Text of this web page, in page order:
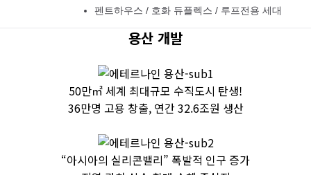
펜트하우스 / 호화 듀플렉스 / 루프전용 세대
용산 개발
50만㎡ 세계 최대규모 수직도시 탄생!
36만명 고용 창출, 연간 32.6조원 생산
“아시아의 실리콘밸리” 폭발적 인구 증가